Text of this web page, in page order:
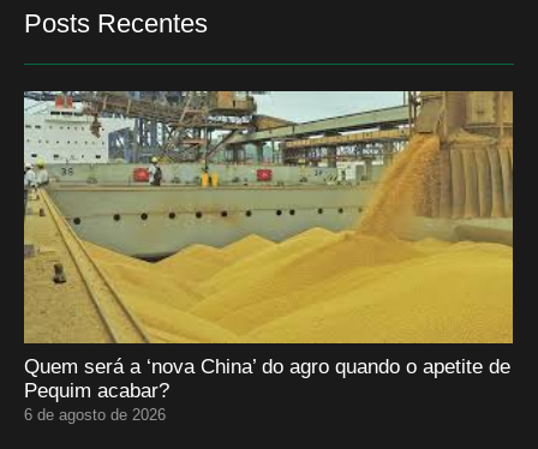
Posts Recentes
Quem será a ‘nova China’ do agro quando o apetite de
Pequim acabar?
6 de agosto de 2026